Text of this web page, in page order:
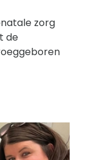
zorg
de